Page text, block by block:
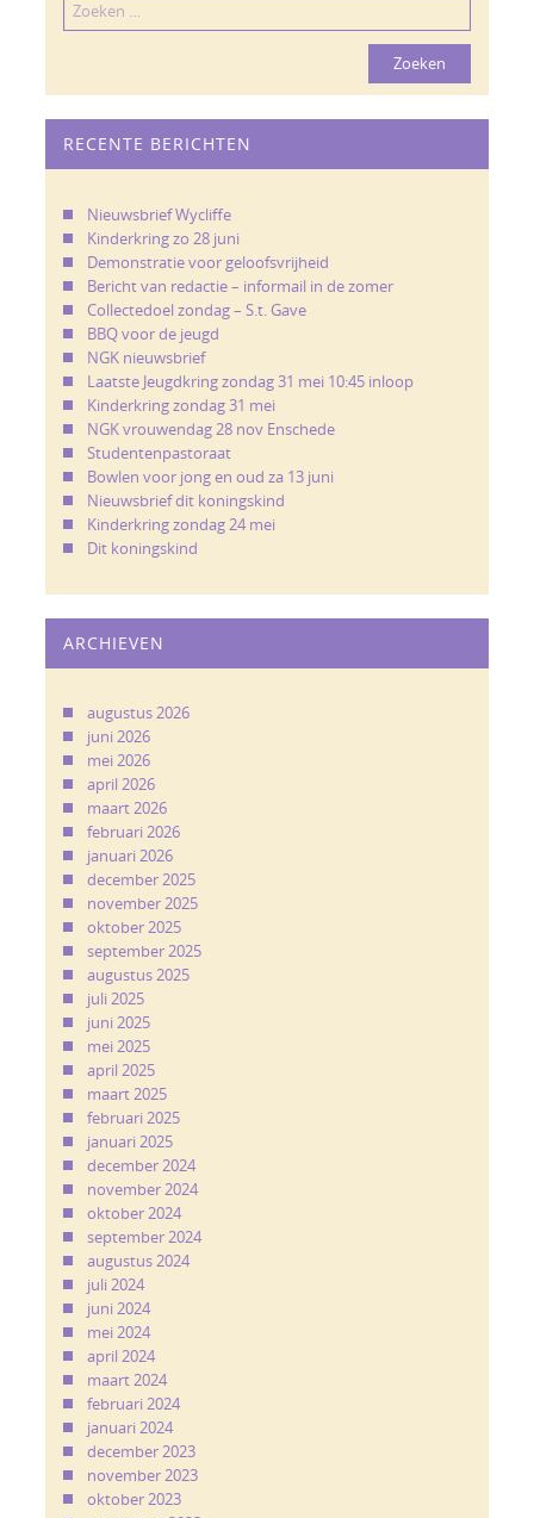
naar:
RECENTE BERICHTEN
Nieuwsbrief Wycliffe
Kinderkring zo 28 juni
Demonstratie voor geloofsvrijheid
Bericht van redactie – informail in de zomer
Collectedoel zondag – S.t. Gave
BBQ voor de jeugd
NGK nieuwsbrief
Laatste Jeugdkring zondag 31 mei 10:45 inloop
Kinderkring zondag 31 mei
NGK vrouwendag 28 nov Enschede
Studentenpastoraat
Bowlen voor jong en oud za 13 juni
Nieuwsbrief dit koningskind
Kinderkring zondag 24 mei
Dit koningskind
ARCHIEVEN
augustus 2026
juni 2026
mei 2026
april 2026
maart 2026
februari 2026
januari 2026
december 2025
november 2025
oktober 2025
september 2025
augustus 2025
juli 2025
juni 2025
mei 2025
april 2025
maart 2025
februari 2025
januari 2025
december 2024
november 2024
oktober 2024
september 2024
augustus 2024
juli 2024
juni 2024
mei 2024
april 2024
maart 2024
februari 2024
januari 2024
december 2023
november 2023
oktober 2023